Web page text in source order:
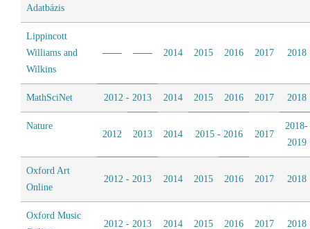
Adatbázis
Lippincott
Williams and
Wilkins
2014 2015 2016 2017 2018
MathSciNet 2012 - 2013 2014 2015 2016 2017 2018
Nature
2012
2013 2014 2015 - 2016 2017
2018-
2019
Oxford Art
Online
2012 - 2013 2014 2015 2016 2017 2018
Oxford Music
2012 - 2013 2014 2015 2016 2017 2018